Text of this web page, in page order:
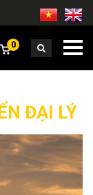
0
ĐẠI LÝ